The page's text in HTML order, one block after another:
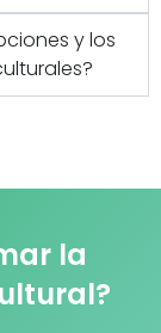
y los
la